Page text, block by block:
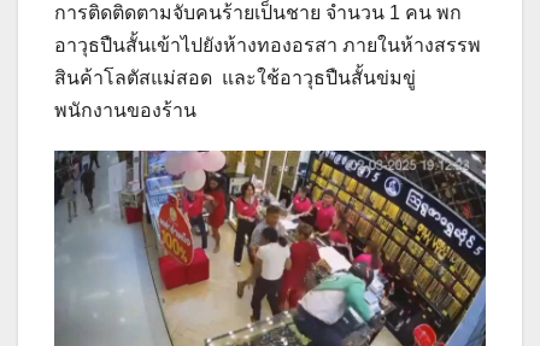
การติดติดตามจับคนร้ายเป็นชาย จำนวน 1 คน พก
อาวุธปืนสั้นเข้าไปยังห้างทองอรสา ภายในห้างสรรพ
สินค้าโลตัสแม่สอด และใช้อาวุธปืนสั้นข่มขู่
พนักงานของร้าน